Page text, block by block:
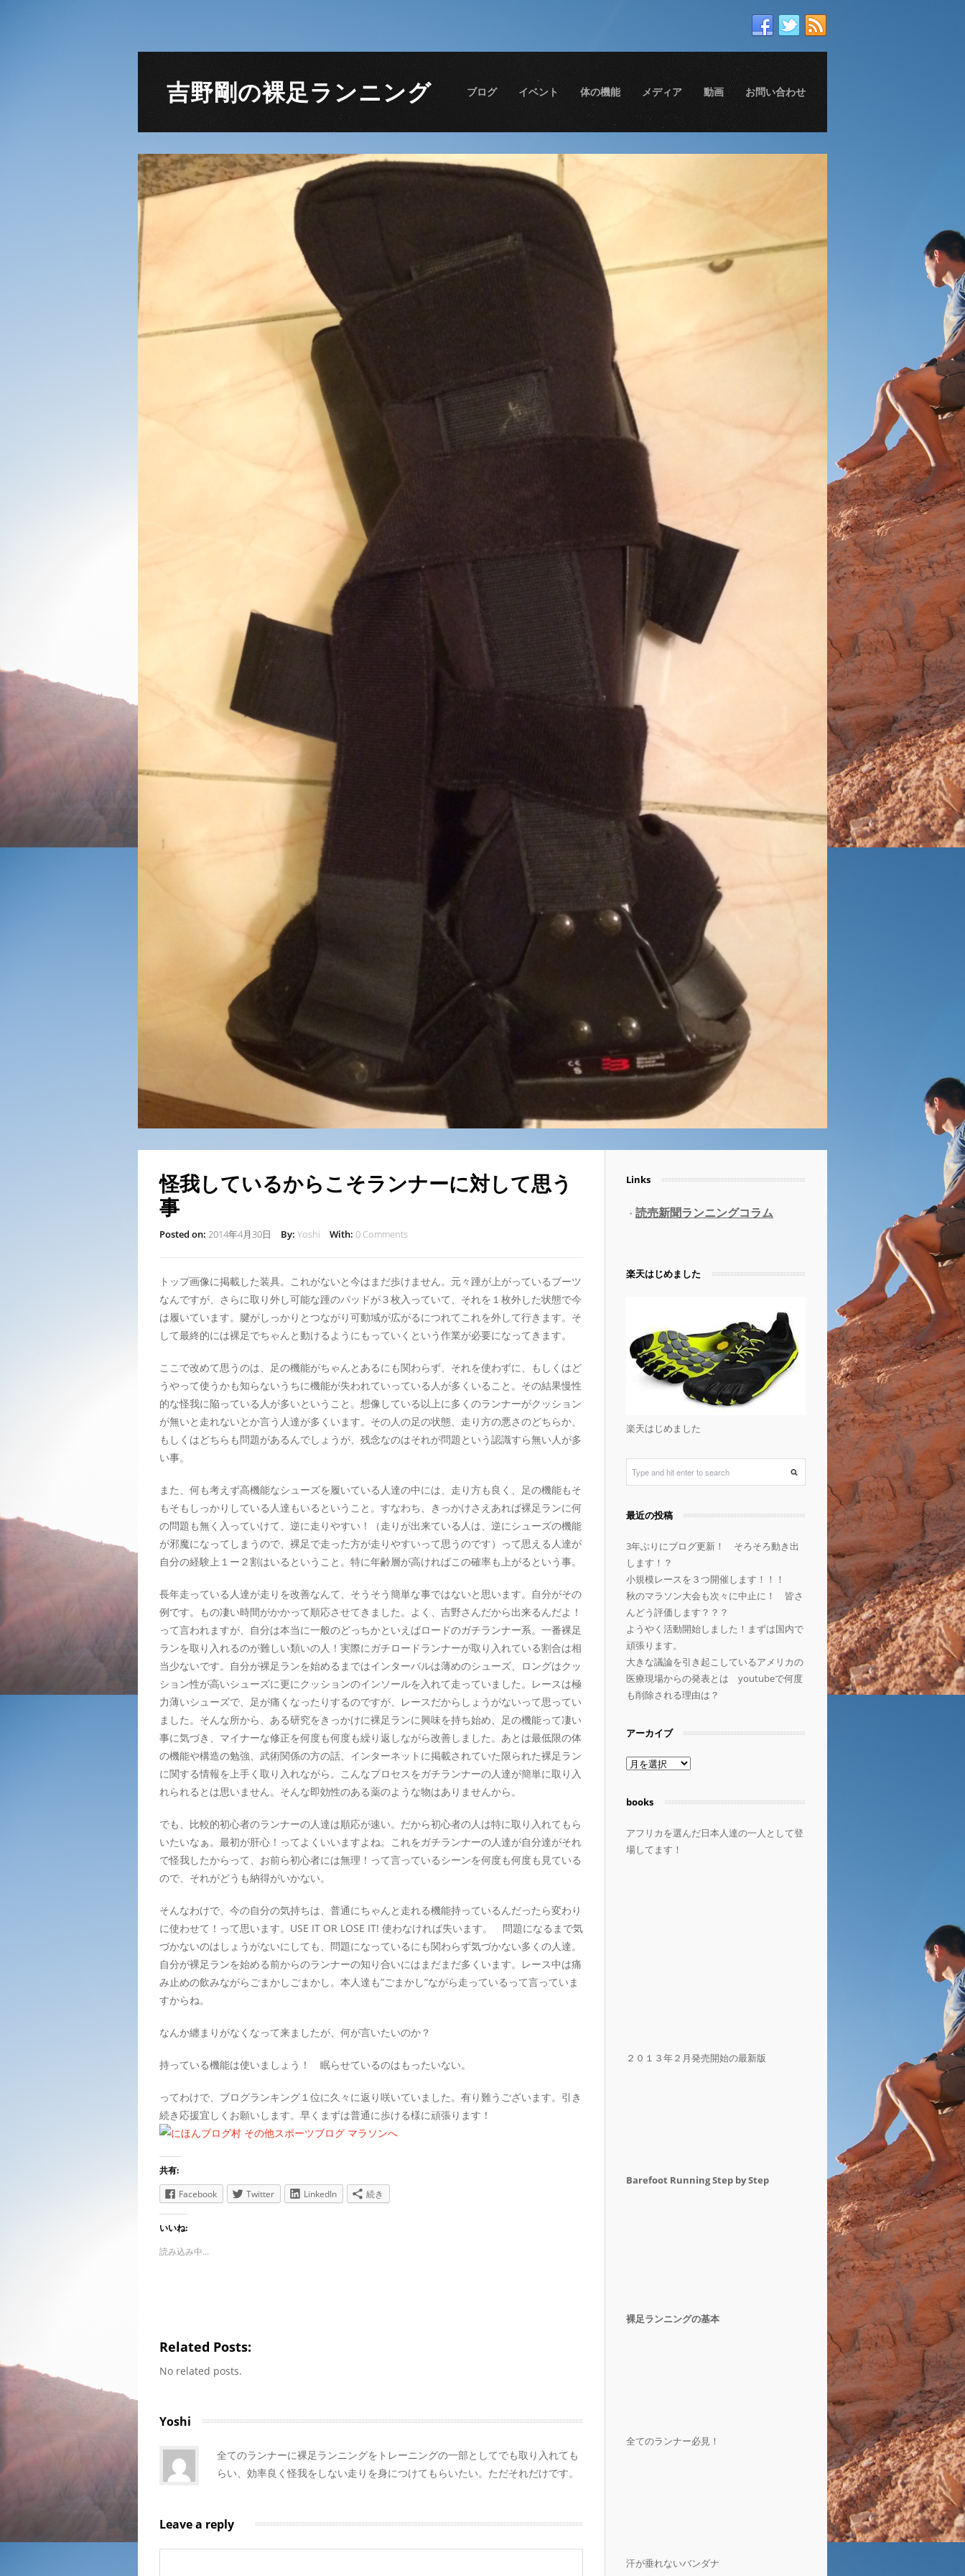
吉野剛の裸足ランニング ブログ イベント 体の機能 メディア 動画 お問い合わせ
怪我しているからこそランナーに対して思う
事
Posted on: 2014年4月30日 By: Yoshi With: 0 Comments
トップ画像に掲載した装具。これがないと今はまだ歩けません。元々踵が上がっているブーツ
なんですが、さらに取り外し可能な踵のパッドが３枚入っていて、それを１枚外した状態で今
は履いています。腱がしっかりとつながり可動域が広がるにつれてこれを外して行きます。そ
して最終的には裸足でちゃんと動けるようにもっていくという作業が必要になってきます。
ここで改めて思うのは、足の機能がちゃんとあるにも関わらず、それを使わずに、もしくはど
うやって使うかも知らないうちに機能が失われていっている人が多くいること。その結果慢性
的な怪我に陥っている人が多いということ。想像している以上に多くのランナーがクッション
が無いと走れないとか言う人達が多くいます。その人の足の状態、走り方の悪さのどちらか、
もしくはどちらも問題があるんでしょうが、残念なのはそれが問題という認識すら無い人が多
い事。
また、何も考えず高機能なシューズを履いている人達の中には、走り方も良く、足の機能もそ
もそもしっかりしている人達もいるということ。すなわち、きっかけさえあれば裸足ランに何
の問題も無く入っていけて、逆に走りやすい！（走りが出来ている人は、逆にシューズの機能
が邪魔になってしまうので、裸足で走った方が走りやすいって思うのです）って思える人達が
自分の経験上１ー２割はいるということ。特に年齢層が高ければこの確率も上がるという事。
長年走っている人達が走りを改善なんて、そうそう簡単な事ではないと思います。自分がその
例です。もの凄い時間がかかって順応させてきました。よく、吉野さんだから出来るんだよ！
って言われますが、自分は本当に一般のどっちかといえばロードのガチランナー系。一番裸足
ランを取り入れるのが難しい類いの人！実際にガチロードランナーが取り入れている割合は相
当少ないです。自分が裸足ランを始めるまではインターバルは薄めのシューズ、ロングはクッ
ション性が高いシューズに更にクッションのインソールを入れて走っていました。レースは極
力薄いシューズで、足が痛くなったりするのですが、レースだからしょうがないって思ってい
ました。そんな所から、ある研究をきっかけに裸足ランに興味を持ち始め、足の機能って凄い
事に気づき、マイナーな修正を何度も何度も繰り返しながら改善しました。あとは最低限の体
の機能や構造の勉強、武術関係の方の話、インターネットに掲載されていた限られた裸足ラン
に関する情報を上手く取り入れながら。こんなプロセスをガチランナーの人達が簡単に取り入
れられるとは思いません。そんな即効性のある薬のような物はありませんから。
でも、比較的初心者のランナーの人達は順応が速い。だから初心者の人は特に取り入れてもら
いたいなぁ。最初が肝心！ってよくいいますよね。これをガチランナーの人達が自分達がそれ
で怪我したからって、お前ら初心者には無理！って言っているシーンを何度も何度も見ている
ので、それがどうも納得がいかない。
そんなわけで、今の自分の気持ちは、普通にちゃんと走れる機能持っているんだったら変わり
に使わせて！って思います。USE IT OR LOSE IT! 使わなければ失います。 問題になるまで気
づかないのはしょうがないにしても、問題になっているにも関わらず気づかない多くの人達。
自分が裸足ランを始める前からのランナーの知り合いにはまだまだ多くいます。レース中は痛
み止めの飲みながらごまかしごまかし。本人達も”ごまかし”ながら走っているって言っていま
すからね。
なんか纏まりがなくなって来ましたが、何が言いたいのか？
持っている機能は使いましょう！ 眠らせているのはもったいない。
ってわけで、ブログランキング１位に久々に返り咲いていました。有り難うございます。引き
続き応援宜しくお願いします。早くまずは普通に歩ける様に頑張ります！
共有:
Facebook
Twitter LinkedIn 続き
いいね:
読み込み中...
Related Posts:
No related posts.
Yoshi
全てのランナーに裸足ランニングをトレーニングの一部としてでも取り入れても
らい、効率良く怪我をしない走りを身につけてもらいたい。ただそれだけです。
Leave a reply
Links
・ 読売新聞ランニングコラム
楽天はじめました
楽天はじめました
最近の投稿
3年ぶりにブログ更新！ そろそろ動き出
します！？
小規模レースを３つ開催します！！！
秋のマラソン大会も次々に中止に！ 皆さ
んどう評価します？？？
ようやく活動開始しました！まずは国内で
頑張ります。
大きな議論を引き起こしているアメリカの
医療現場からの発表とは youtubeで何度
も削除される理由は？
アーカイブ
ア
カ
ブ
books
アフリカを選んだ日本人達の一人として登
場してます！
２０１３年２月発売開始の最新版
Barefoot Running Step by Step
裸足ランニングの基本
全てのランナー必見！
汗が垂れないバンダナ